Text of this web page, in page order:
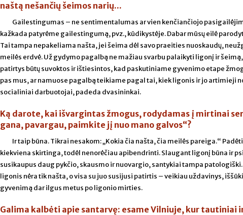
naštą nešančių šeimos narių...
Gailestingumas – ne sentimentalumas ar vien kenčiančiojo
kažkada patyrėme gailestingumą, pvz., kūdikystėje. Dabar mūsų eilė
Tai tampa nepakeliama našta, jei šeima dėl savo praeities nuoskaudų,
meilės erdvė. Už gydymo pagalbą ne mažiau svarbu palaikyti ligonį ir
patirtys būtų suvoktos ir ištiesintos, kad paskutiniame gyvenimo etape
pas mus, ar namuose pagalbą teikiame pagal tai, kiek ligonis ir jo artimieji
socialiniai darbuotojai, padeda dvasininkai.
Ką darote, kai išvargintas žmogus, rodydamas į mirtinai
gana, pavargau, paimkite jį nuo mano galvos“?
Ir taip būna. Tikrai nesakom: „Kokia čia našta, čia meilės pareiga.“
kiekviena skirtinga, todėl nenorėčiau apibendrinti. Slaugant ligonį būna ir
susikaupus daug pykčio, skausmo ir nuovargio, santykiai tampa
ligonis nėra tik našta, o visa su juo susijusi patirtis – veikiau uždavinys,
gyvenimą dar ilgus metus po ligonio mirties.
Galima kalbėti apie santarvę: esame Vilniuje, kur tautiniai